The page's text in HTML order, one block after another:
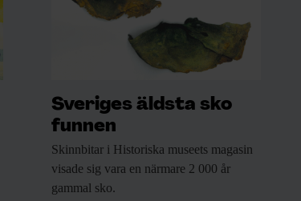
Sveriges äldsta sko
funnen
Skinnbitar i Historiska museets magasin
visade sig vara en närmare 2 000 år
gammal sko.